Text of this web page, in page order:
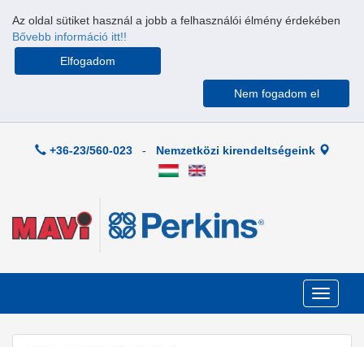
Az oldal sütiket használ a jobb a felhasználói élmény érdekében
Bővebb információ itt!!
Elfogadom
Nem fogadom el
+36-23/560-023- Nemzetközi kirendeltségeink
Toggle